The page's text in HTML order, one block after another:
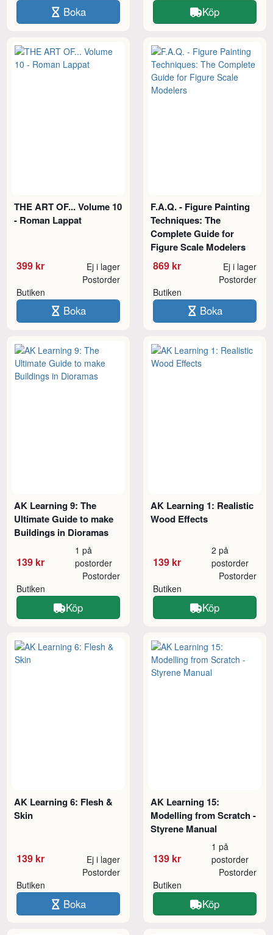
Boka Köp
THE ART OF... Volume 10
- Roman Lappat
399 kr Ej i lager
Butiken
Postorder
Boka
F.A.Q. - Figure Painting
Techniques: The
Complete Guide for
Figure Scale Modelers
869 kr Ej i lager
Butiken
Postorder
Boka
AK Learning 9: The
Ultimate Guide to make
Buildings in Dioramas
139 kr
1 på
postorder
Butiken
Postorder
Köp
AK Learning 1: Realistic
Wood Effects
139 kr
2 på
postorder
Butiken
Postorder
Köp
AK Learning 6: Flesh &
Skin
139 kr Ej i lager
Butiken
Postorder
Boka
AK Learning 15:
Modelling from Scratch -
Styrene Manual
139 kr
1 på
postorder
Butiken
Postorder
Köp